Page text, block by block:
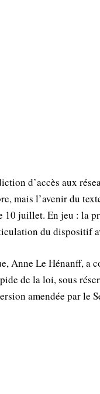
d’accès aux
mais l’avenir du
10 juillet. En jeu : la
du dispositif
Anne Le Hénanff, a
de la loi, sous
amendée par le